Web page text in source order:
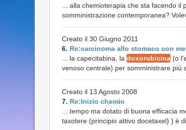
... alla chemioterapia che sta facendo il
somministrazione contemporanea?
Creato il 30 Giugno 2011
6. Re:carcinoma allo stomaco con
... la capecitabina, la doxorubicina (o
venoso centrale) per somministrare più
Creato il 13 Agosto 2008
7. Re:Inizio chemio
... tempo ma dotato di buona efficacia
taxotere (principio attivo docetaxel) ) è